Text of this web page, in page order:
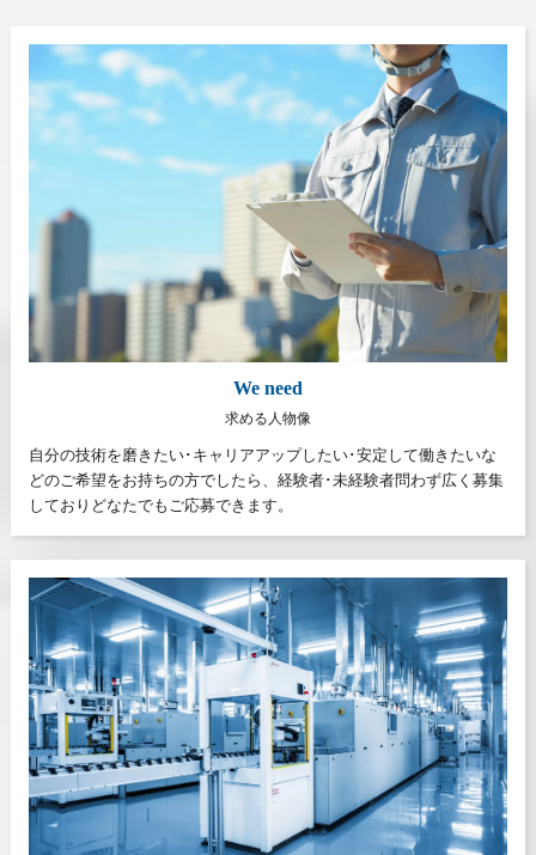
We need
求める人物像
自分の技術を磨きたい･キャリアアップしたい･安定して働きたいな
どのご希望をお持ちの方でしたら、経験者･未経験者問わず広く募集
しておりどなたでもご応募できます。